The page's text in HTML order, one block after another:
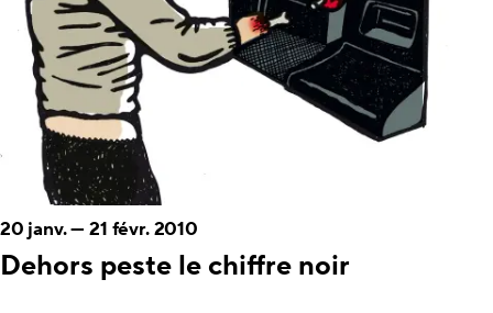
Dehors peste le chiffre noir
20 janv.—21 févr. 2010